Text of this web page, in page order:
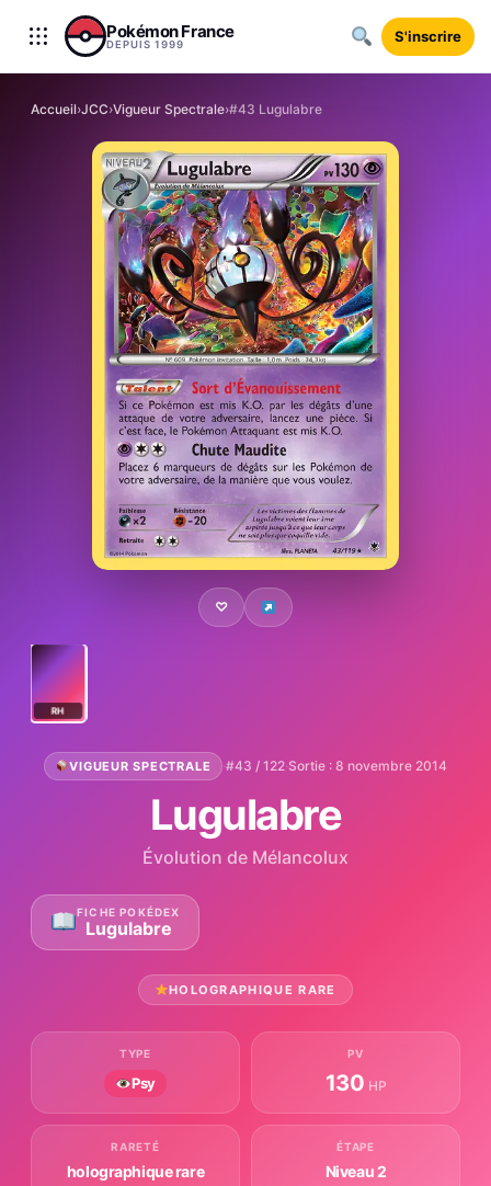
Aller au contenu
Pokémon France
DEPUIS 1999 S'inscrire
Accueil›JCC›Vigueur Spectrale›#43 Lugulabre
♡
RH
VIGUEUR SPECTRALE ·#43 / 122·Sortie : 8 novembre 2014
Lugulabre
Évolution de Mélancolux
FICHE POKÉDEX
Lugulabre
HOLOGRAPHIQUE RARE
TYPE
Psy
PV
130 HP
RARETÉ
holographique rare
ÉTAPE
Niveau 2